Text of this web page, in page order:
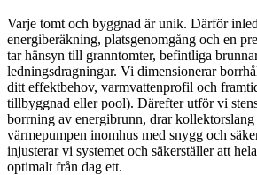
Varje tomt och byggnad är unik. Därför
energiberäkning, platsgenomgång och en
tar hänsyn till granntomter, befintliga
ledningsdragningar. Vi dimensionerar
ditt effektbehov, varmvattenprofil och
tillbyggnad eller pool). Därefter utför vi
borrning av energibrunn, drar
värmepumpen inomhus med snygg och
injusterar vi systemet och säkerställer att
optimalt från dag ett.